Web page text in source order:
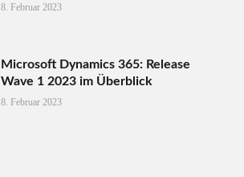
8. Februar 2023
Microsoft Dynamics 365: Release
Wave 1 2023 im Überblick
8. Februar 2023